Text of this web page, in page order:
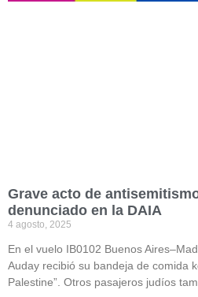
Grave acto de
denunciado en la DAIA
4 agosto, 2025
En el vuelo IB0102 Buenos
Auday recibió su bandeja de comida
Palestine”. Otros pasajeros judíos